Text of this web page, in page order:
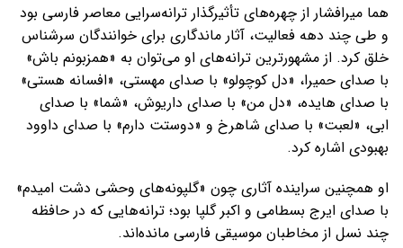
هما میرافشار از چهره‌های تأثیرگذار ترانه‌سرایی معاصر فارسی بود
و طی چند دهه فعالیت، آثار ماندگاری برای خوانندگان سرشناس
خلق کرد. از مشهورترین ترانه‌های او می‌توان به «همزبونم باش»
با صدای حمیرا، «دل کوچولو» با صدای مهستی، «افسانه هستی»
با صدای هایده، «دل من» با صدای داریوش، «شما» با صدای
ابی، «لعبت» با صدای شاهرخ و «دوستت دارم» با صدای داوود
بهبودی اشاره کرد.
او همچنین سراینده آثاری چون «گلپونه‌های وحشی دشت امیدم»
با صدای ایرج بسطامی و اکبر گلپا بود؛ ترانه‌هایی که در حافظه
چند نسل از مخاطبان موسیقی فارسی مانده‌اند.